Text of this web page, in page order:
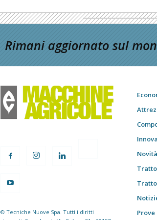
Rimani aggiornato sul
© Tecniche Nuove Spa. Tutti i diritti
Prove